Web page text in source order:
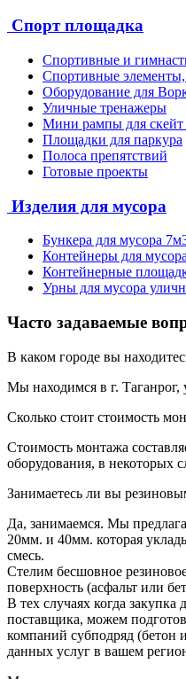
Спорт площадка
Спортивные и
Спортивные
Оборудование для
Уличные тренажеры
Мини рампы для скейт
Площадки для паркура
Полоса препятствий
Готовые проекты
Изделия для мусора
Бункера для мусора
Контейнеры для мусора
Контейнерные
Урны для мусора
Часто задаваемые
В каком городе вы
Мы находимся в г. Таганрог,
Сколько стоит стоимость
Стоимость монтажа
оборудования, в некоторых
Занимаетесь ли вы
Да, занимаемся. Мы
20мм. и 40мм. которая
смесь.
Стелим бесшовное
поверхность (асфальт или
В тех случаях когда
поставщика, можем
компаний субподряд (бетон
данных услуг в вашем